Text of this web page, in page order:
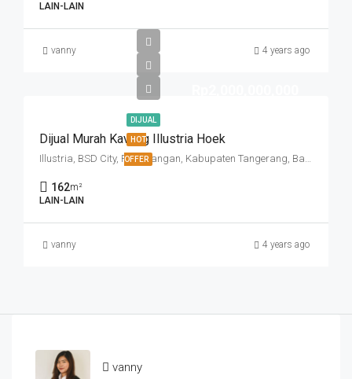
LAIN-LAIN
vanny 4 years ago
DIJUAL
HOT
OFFER
Dijual Murah Kavling Illustria Hoek
Illustria, BSD City, Pagedangan, Kabupaten Tangerang, Banten, Indonesia
162m²
LAIN-LAIN
vanny 4 years ago
vanny